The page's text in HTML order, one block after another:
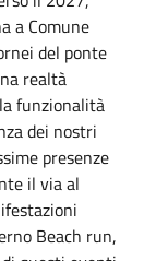
a Comune
del ponte
realtà
funzionalità
dei nostri
presenze
il via al
Beach run,